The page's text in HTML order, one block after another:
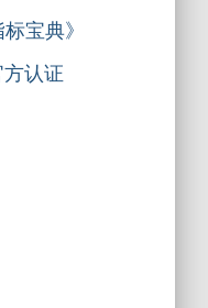
宝典》
方认证